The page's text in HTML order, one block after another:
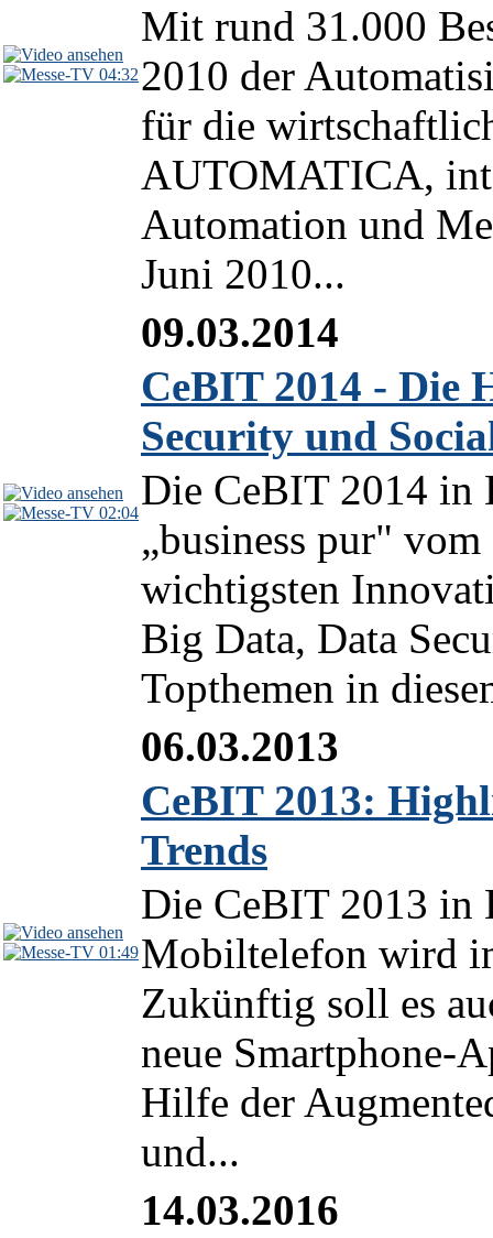
04:32
Mit rund 31.000
2010 der
für die
AUTOMATICA,
Automation und
Juni 2010...
02:04
09.03.2014
CeBIT 2014 - Die
Security und
Die CeBIT 2014 in
„business pur"
wichtigsten
Big Data, Data
Topthemen in
01:49
06.03.2013
CeBIT 2013:
Trends
Die CeBIT 2013 in
Mobiltelefon wird
Zukünftig soll es
neue Smartphone-
Hilfe der
und...
14.03.2016